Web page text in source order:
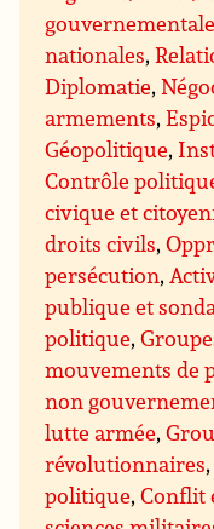
nationales,
Diplomatie,
armements,
Géopolitique,
Contrôle
civique et
droits civils,
persécution,
publique et
politique,
mouvements de
non
lutte armée,
révolutionnaires
politique,Conflit